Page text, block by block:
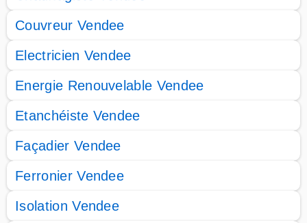
Couvreur Vendee
Electricien Vendee
Energie Renouvelable Vendee
Etanchéiste Vendee
Façadier Vendee
Ferronier Vendee
Isolation Vendee